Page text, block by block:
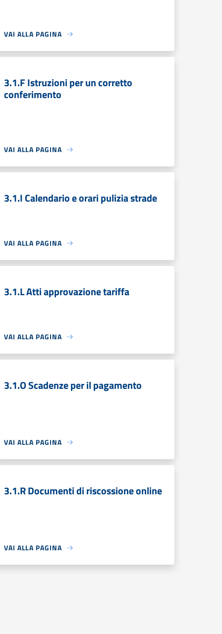
VAI ALLA PAGINA
3.1.F Istruzioni per un corretto
conferimento
VAI ALLA PAGINA
3.1.I Calendario e orari pulizia strade
VAI ALLA PAGINA
3.1.L Atti approvazione tariffa
VAI ALLA PAGINA
3.1.O Scadenze per il pagamento
VAI ALLA PAGINA
3.1.R Documenti di riscossione online
VAI ALLA PAGINA